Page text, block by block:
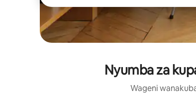
Nyumba za
Wageni